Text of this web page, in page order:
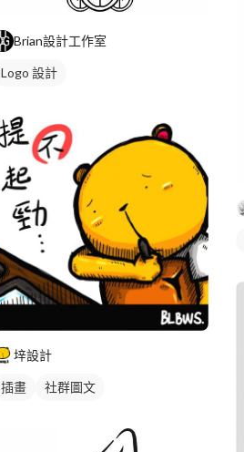
Brian設計工作室
Logo 設計
垶設計
插畫 社群圖文